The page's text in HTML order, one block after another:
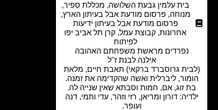
בית עלמין גבעת השלושה,מכללת ספיר,
פרסום מודעת אבל בעיתון הארץ,
פרסום מודעת אבל בעיתון ידיעות
אחרונות,קבוצת עמל,קרן תל אביב יפו
נפרדים מראשת משפחתם האהובה
אילנה לבנת ז"ל
גרוסברד ברקאי) תאבת חיים, מלאת
ליברלית ואשה שהקדימה את זמנה.
זוג, אם, חמות וסבתא שאין שנייה לה.
דורון ומריאן, רזי וזהר, עדי ותמי, דנה